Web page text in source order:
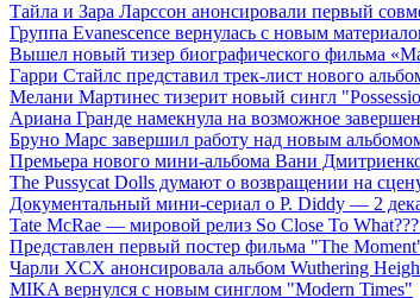
Тайла и Зара Ларссон анонсировали первый
Группа Evanescence вернулась с новым
Вышел новый тизер биографического фильма
Гарри Стайлс представил трек-лист нового
Мелани Мартинес тизерит новый сингл
Ариана Гранде намекнула на возможное
Бруно Марс завершил работу над новым
Премьера нового мини-альбома Вани
The Pussycat Dolls думают о возвращении на
Документальный мини-сериал о P. Diddy — 2
Tate McRae — мировой релиз So Close To
Представлен первый постер фильма "The
Чарли XCX анонсировала альбом Wuthering
MIKA вернулся с новым синглом "Modern Times"